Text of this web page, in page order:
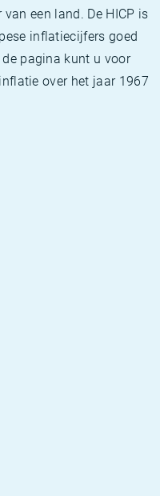
een land. De HICP is
inflatiecijfers goed
pagina kunt u voor
over het jaar 1967